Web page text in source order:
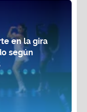
en la gira
según